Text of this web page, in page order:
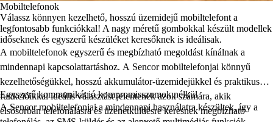
Mobiltelefonok
Válassz könnyen kezelhető, hosszú üzemidejű mobiltelefont a
legfontosabb funkciókkal! A nagy méretű gombokkal készült modellek
időseknek és egyszerű készüléket keresőknek is ideálisak.
A mobiltelefonok egyszerű és megbízható megoldást kínálnak a
mindennapi kapcsolattartáshoz. A Sencor mobiltelefonjai könnyű
kezelhetőségükkel, hosszú akkumulátor-üzemidejükkel és praktikus
funkcióikkal ideális választást jelentenek azok számára, akik
elsősorban telefonálásra és üzenetküldésre keresnek megbízható
Egyszerű kommunikáció kompromisszumok nélkül
ASencor mobiltelefonjaia mindennapi használatra készültek, így a